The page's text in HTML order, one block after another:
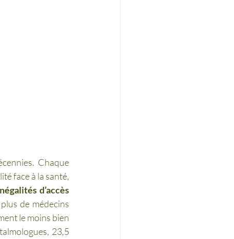
Chaque
face à la santé,
d’accès
de médecins
le moins bien
23,5